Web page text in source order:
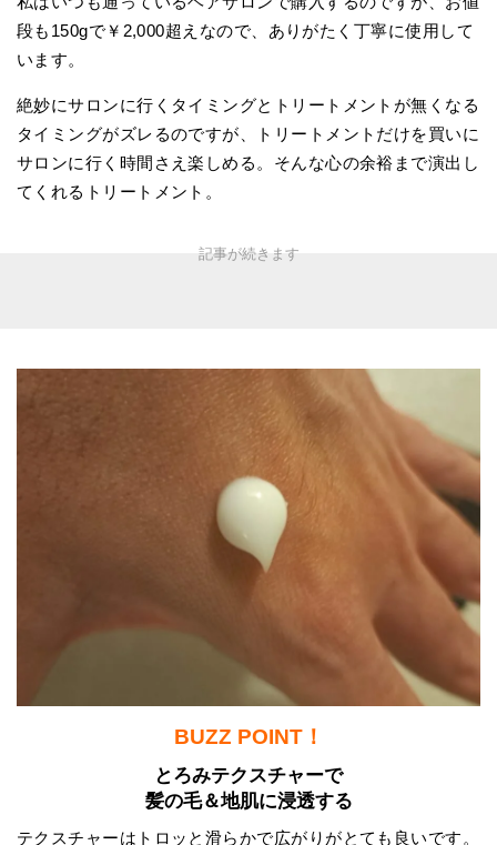
段も150gで￥2,000超えなので、ありがたく丁寧に使用して
います。
絶妙にサロンに行くタイミングとトリートメントが無くなる
タイミングがズレるのですが、トリートメントだけを買いに
サロンに行く時間さえ楽しめる。そんな心の余裕まで演出し
てくれるトリートメント。
BUZZ POINT！
とろみテクスチャーで
髪の毛＆地肌に浸透する
テクスチャーはトロッと滑らかで広がりがとても良いです。